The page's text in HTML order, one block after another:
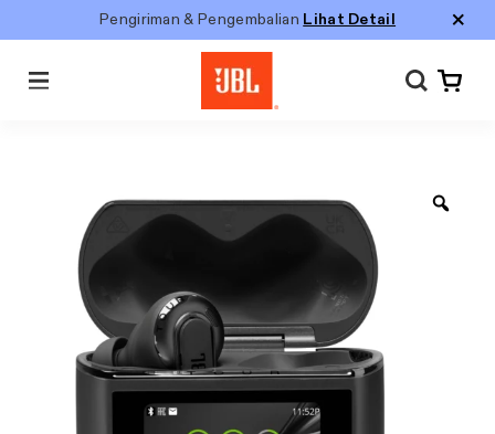
Pengiriman & Pengembalian Lihat Detail
Menu